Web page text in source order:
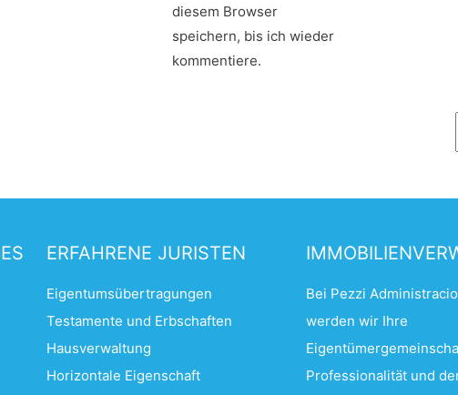
diesem Browser
speichern, bis ich wieder
kommentiere.
ERFAHRENE JURISTEN
Eigentumsübertragungen
Testamente und Erbschaften
Hausverwaltung
Horizontale Eigenschaft
Bei Pezzi
werden wir Ihre
Professionalität und